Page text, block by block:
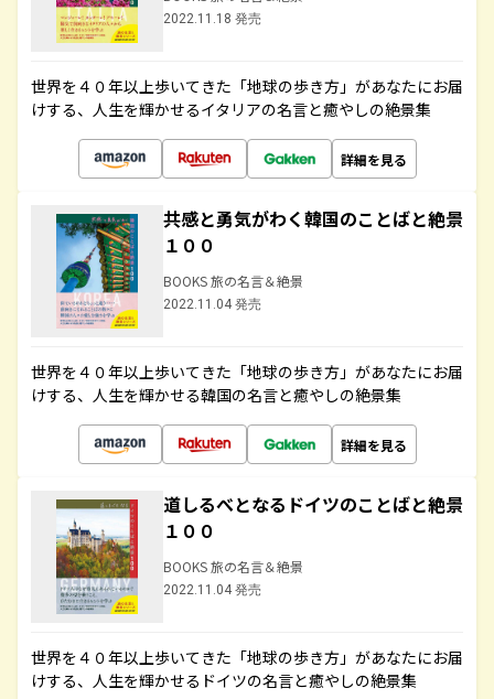
2022.11.18 発売
世界を４０年以上歩いてきた「地球の歩き方」があなたにお届
けする、人生を輝かせるイタリアの名言と癒やしの絶景集
詳細を見る
共感と勇気がわく韓国のことばと絶景
１００
BOOKS 旅の名言＆絶景
2022.11.04 発売
世界を４０年以上歩いてきた「地球の歩き方」があなたにお届
けする、人生を輝かせる韓国の名言と癒やしの絶景集
詳細を見る
道しるべとなるドイツのことばと絶景
１００
BOOKS 旅の名言＆絶景
2022.11.04 発売
世界を４０年以上歩いてきた「地球の歩き方」があなたにお届
けする、人生を輝かせるドイツの名言と癒やしの絶景集